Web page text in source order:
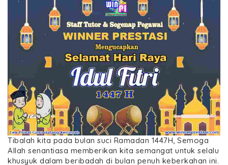
Tibalah kita pada bulan suci Ramadan 1447H, Semoga
Allah senantiasa memberikan kita semangat untuk selalu
khusyuk dalam beribadah di bulan penuh keberkahan ini.